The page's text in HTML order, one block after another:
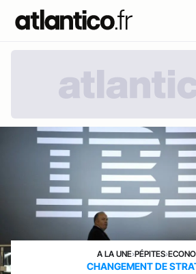
A LA UNE›PÉPITES›
CHANGEMENT DE